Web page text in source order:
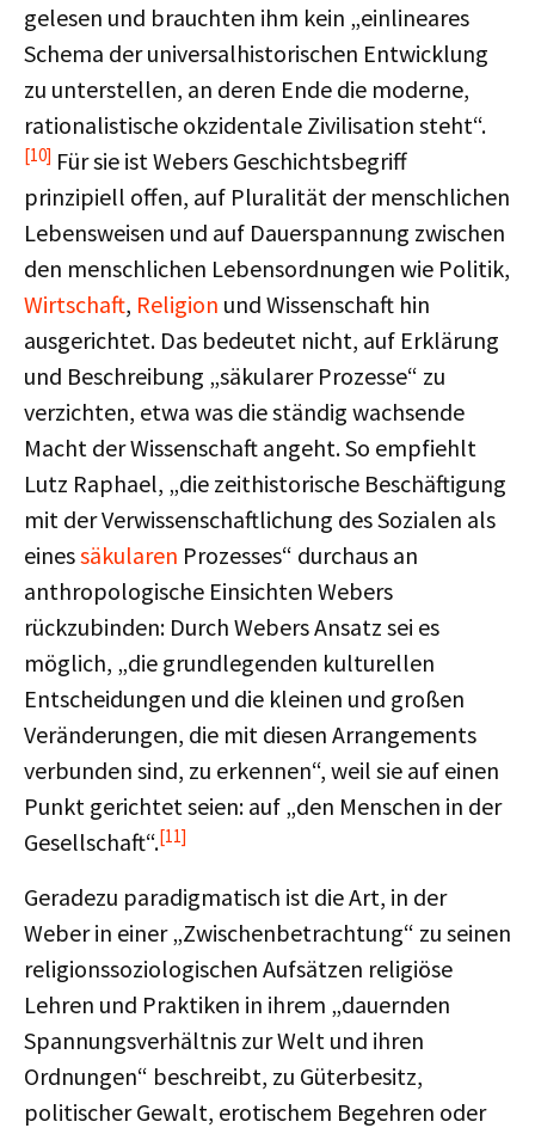
gelesen und brauchten ihm kein „einlineares
Schema der universalhistorischen Entwicklung
zu unterstellen, an deren Ende die moderne,
rationalistische okzidentale Zivilisation steht“.
[10] Für sie ist Webers Geschichtsbegriff
prinzipiell offen, auf Pluralität der menschlichen
Lebensweisen und auf Dauerspannung zwischen
den menschlichen Lebensordnungen wie Politik,
Wirtschaft, Religion und Wissenschaft hin
ausgerichtet. Das bedeutet nicht, auf Erklärung
und Beschreibung „säkularer Prozesse“ zu
verzichten, etwa was die ständig wachsende
Macht der Wissenschaft angeht. So empfiehlt
Lutz Raphael, „die zeithistorische Beschäftigung
mit der Verwissenschaftlichung des Sozialen als
einessäkularen Prozesses“ durchaus an
anthropologische Einsichten Webers
rückzubinden: Durch Webers Ansatz sei es
möglich, „die grundlegenden kulturellen
Entscheidungen und die kleinen und großen
Veränderungen, die mit diesen Arrangements
verbunden sind, zu erkennen“, weil sie auf einen
Punkt gerichtet seien: auf „den Menschen in der
Gesellschaft“.[11]
Geradezu paradigmatisch ist die Art, in der
Weber in einer „Zwischenbetrachtung“ zu seinen
religionssoziologischen Aufsätzen religiöse
Lehren und Praktiken in ihrem „dauernden
Spannungsverhältnis zur Welt und ihren
Ordnungen“ beschreibt, zu Güterbesitz,
politischer Gewalt, erotischem Begehren oder